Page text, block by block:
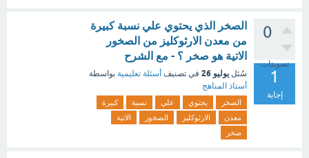
0
تصويتات
1
إجابة
الصخر الذي يحتوي علي نسبة كبيرة
من معدن الارثوكليز من الصخور
الاتية هو صخر ؟ - مع الشرح
سُئل يوليو 26 في تصنيف أسئلة تعليمية بواسطة
أستاذ المناهج
الصخر يحتوي علي نسبة
كبيرة
معدن
الارثوكليز الصخور
الاتية
صخر